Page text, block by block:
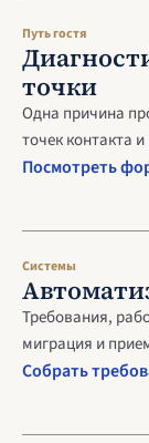
Путь гостя
точки
Одна причина
точек контакта
Посмотреть
Системы
Требования,
миграция и
Собрать